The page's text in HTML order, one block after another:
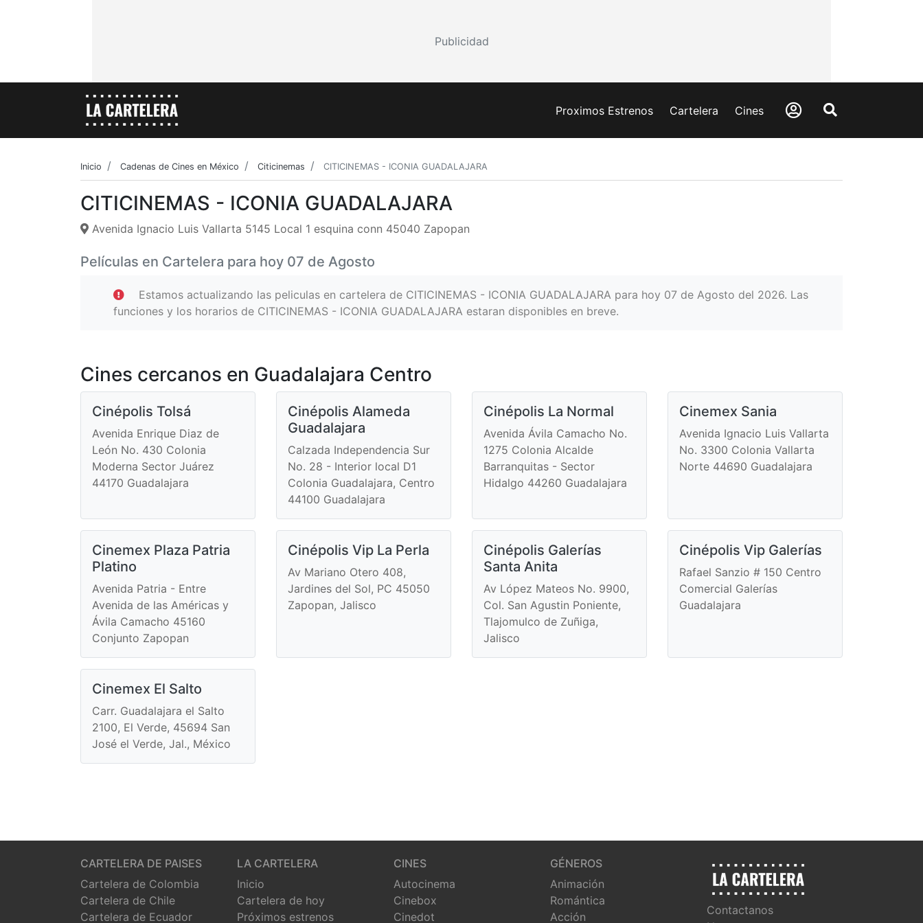
Publicidad
Proximos Estrenos Cartelera Cines
Inicio Cadenas de Cines en México Citicinemas CITICINEMAS - ICONIA GUADALAJARA
CITICINEMAS - ICONIA GUADALAJARA
Avenida Ignacio Luis Vallarta 5145 Local 1 esquina conn 45040 Zapopan
Películas en Cartelera para hoy 07 de Agosto
Estamos actualizando las peliculas en cartelera de CITICINEMAS - ICONIA GUADALAJARA para hoy 07 de Agosto del 2026. Las
funciones y los horarios de CITICINEMAS - ICONIA GUADALAJARA estaran disponibles en breve.
Cines cercanos en Guadalajara Centro
Cinépolis Tolsá
Avenida Enrique Diaz de
León No. 430 Colonia
Moderna Sector Juárez
44170 Guadalajara
Cinépolis Alameda
Guadalajara
Calzada Independencia Sur
No. 28 - Interior local D1
Colonia Guadalajara, Centro
44100 Guadalajara
Cinépolis La Normal
Avenida Ávila Camacho No.
1275 Colonia Alcalde
Barranquitas - Sector
Hidalgo 44260 Guadalajara
Cinemex Sania
Avenida Ignacio Luis Vallarta
No. 3300 Colonia Vallarta
Norte 44690 Guadalajara
Cinemex Plaza Patria
Platino
Avenida Patria - Entre
Avenida de las Américas y
Ávila Camacho 45160
Conjunto Zapopan
Cinépolis Vip La Perla
Av Mariano Otero 408,
Jardines del Sol, PC 45050
Zapopan, Jalisco
Cinépolis Galerías
Santa Anita
Av López Mateos No. 9900,
Col. San Agustin Poniente,
Tlajomulco de Zuñiga,
Jalisco
Cinépolis Vip Galerías
Rafael Sanzio # 150 Centro
Comercial Galerías
Guadalajara
Cinemex El Salto
Carr. Guadalajara el Salto
2100, El Verde, 45694 San
José el Verde, Jal., México
CARTELERA DE PAISES
Cartelera de Colombia
Cartelera de Chile
Cartelera de Ecuador
LA CARTELERA
Inicio
Cartelera de hoy
Próximos estrenos
CINES
Autocinema
Cinebox
Cinedot
GÉNEROS
Animación
Romántica
Acción
Contactanos